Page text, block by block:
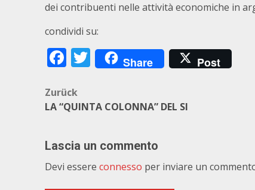
dei contribuenti nelle attività economiche in
condividi su:
Facebook
Twitter
Share Post
Beitragsnavigation
Zurück
LA “QUINTA COLONNA” DEL SI
Lascia un commento
Devi essere connesso per inviare un